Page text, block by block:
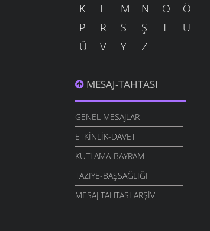
K
L M N O
Ö
P
R S Ş T
U
Ü
V Y Z
MESAJ-TAHTASI
GENEL MESAJLAR
ETKINLIK-DAVET
KUTLAMA-BAYRAM
TAZIYE-BAŞSAĞLIĞI
MESAJ TAHTASI ARŞIV